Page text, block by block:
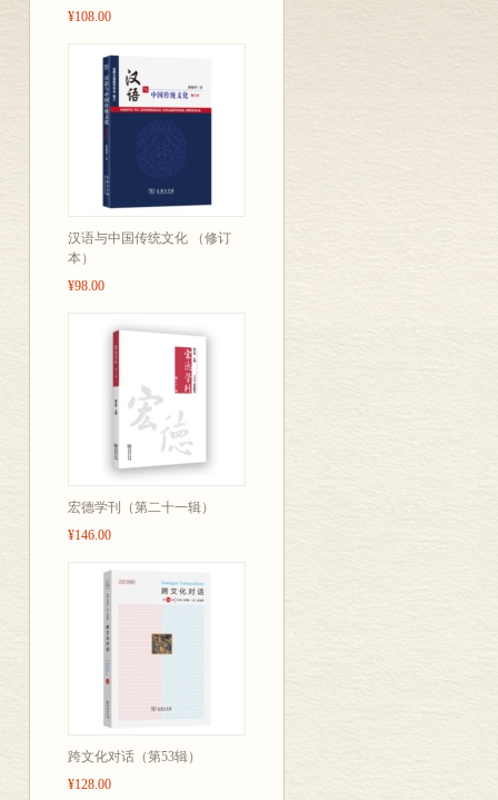
¥108.00
汉语与中国传统文化 （修订
本）
¥98.00
宏德学刊（第二十一辑）
¥146.00
跨文化对话（第53辑）
¥128.00